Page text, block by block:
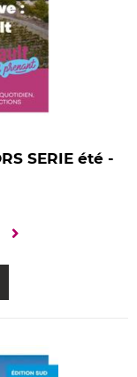
SERIE été -